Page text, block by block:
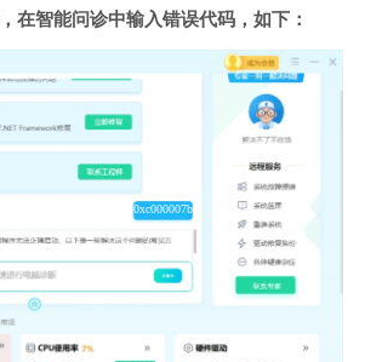
在智能问诊中输入错误代码，如下：
0xc000007b